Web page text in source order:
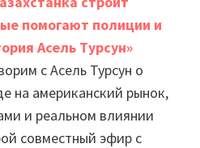
помогают полиции и
Асель Турсун»
с Асель Турсун о
на американский рынок,
и реальном влиянии
совместный эфир с